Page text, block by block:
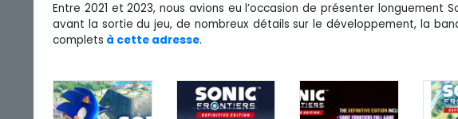
Entre 2021 et 2023, nous avions eu l’occasion de présenter longuement
avant la sortie du jeu, de nombreux détails sur le développement, la
complets à cette adresse.